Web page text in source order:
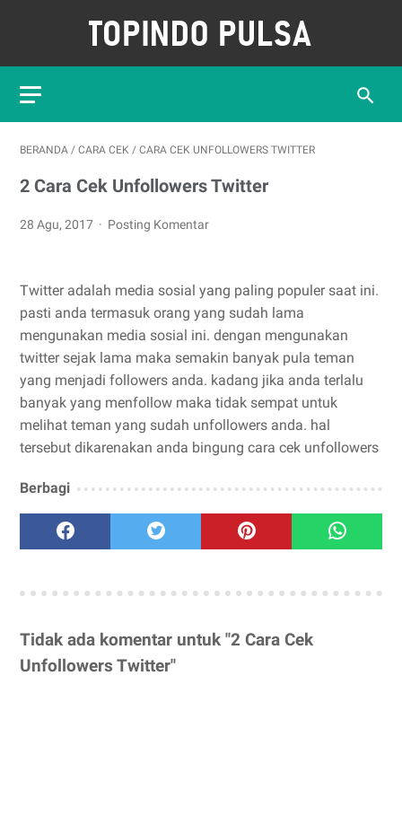
BERANDA / CARA CEK / CARA CEK UNFOLLOWERS TWITTER
2 Cara Cek Unfollowers Twitter
28 Agu, 2017 Posting Komentar
Twitter adalah media sosial yang paling populer saat ini.
pasti anda termasuk orang yang sudah lama
mengunakan media sosial ini. dengan mengunakan
twitter sejak lama maka semakin banyak pula teman
yang menjadi followers anda. kadang jika anda terlalu
banyak yang menfollow maka tidak sempat untuk
melihat teman yang sudah unfollowers anda. hal
tersebut dikarenakan anda bingung cara cek unfollowers
Berbagi
Tidak ada komentar untuk "2 Cara Cek
Unfollowers Twitter"